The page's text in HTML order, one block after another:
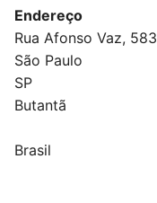
Endereço
Rua Afonso Vaz, 583
São Paulo
SP
Butantã
Brasil